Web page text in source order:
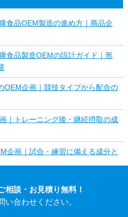
食品OEM製造の進め方｜商品企
食品製造OEMの設計ガイド｜形
OEM企画｜競技タイプから配合の
｜トレーニング後・継続摂取の成
企画｜試合・練習に備える成分と
相談・お見積り無料！
い合わせください。